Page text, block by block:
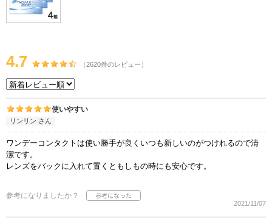
4.7 （2620件のレビュー）
使いやすい
リンリン さん
ワンデーコンタクトは使い勝手が良くいつも新しいのがつけれるので清
潔です。
レンズをバックに入れて置くともしもの時にも安心です。
参考になりましたか？
2021/11/07